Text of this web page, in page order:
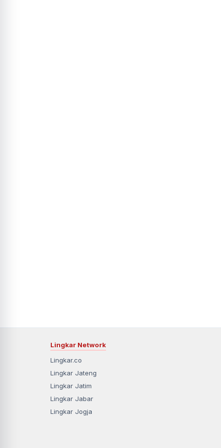
Lingkar Network
Lingkar.co
Lingkar Jateng
Lingkar Jatim
Lingkar Jabar
Lingkar Jogja